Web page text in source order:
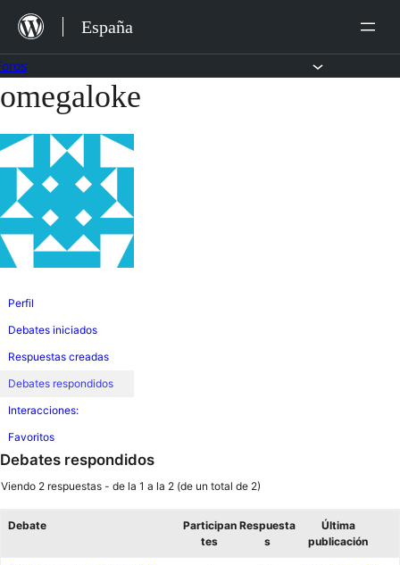
Saltar
contenido
España
Saltar
contenido
omegaloke
Perfil
Debates iniciados
Respuestas creadas
Debates respondidos
Interacciones:
Favoritos
Debates respondidos
Viendo 2 respuestas - de la 1 a la 2 (de un total de 2)
Debate
Participan
tes
Respuesta
s
Última
publicación